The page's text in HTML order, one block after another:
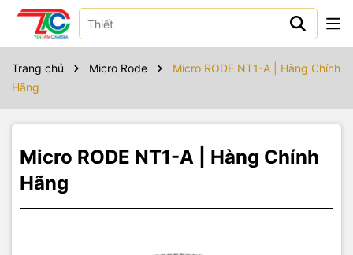
Trang chủ Micro Rode
Micro RODE NT1-A | Hàng Chính
Hãng
Micro RODE NT1-A | Hàng Chính
Hãng
Sản phẩm bao gồm